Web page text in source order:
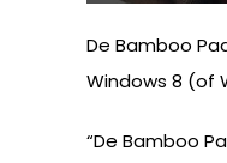
De Bamboo
Windows 8 (of
“De Bamboo